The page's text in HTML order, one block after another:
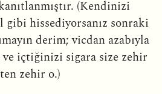
(Kendinizi
gibi hissediyorsanız sonraki
derim; vicdan azabıyla
içtiğinizi sigara size zehir
zehir o.)